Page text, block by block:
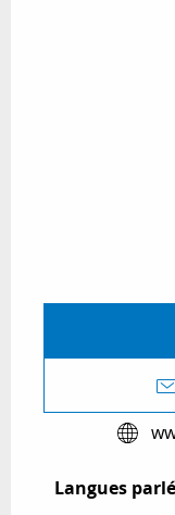
Langues
Langues